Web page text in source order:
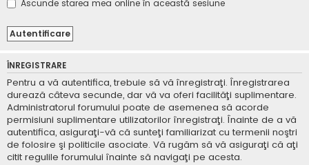
Ascunde starea mea online în această sesiune
ÎNREGISTRARE
Pentru a vă autentifica, trebuie să vă înregistraţi. Înregistrarea
durează câteva secunde, dar vă va oferi facilităţi suplimentare.
Administratorul forumului poate de asemenea să acorde
permisiuni suplimentare utilizatorilor înregistraţi. Înainte de a vă
autentifica, asiguraţi-vă că sunteţi familiarizat cu termenii noştri
de folosire şi politicile asociate. Vă rugăm să vă asiguraţi că aţi
citit regulile forumului înainte să navigaţi pe acesta.